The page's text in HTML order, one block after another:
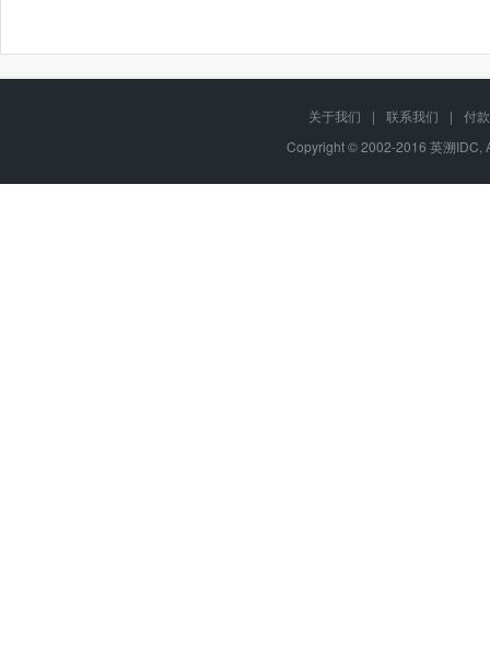
关于我们 | 联系我们 |
付
Copyright © 2002-2016 英溯